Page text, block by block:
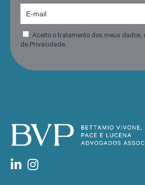
Aceito o tratamento dos meus dados,
de Privacidade.